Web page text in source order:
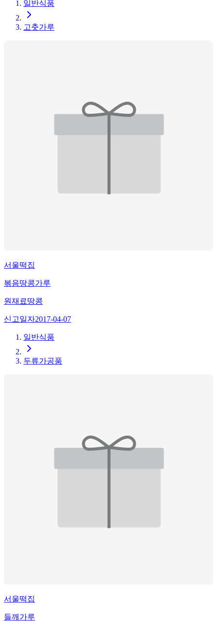
일반식품
고춧가루
서울떡집
볶음땅콩가루
원재료땅콩
신고일자2017-04-07
일반식품
두류가공품
서울떡집
들깨가루